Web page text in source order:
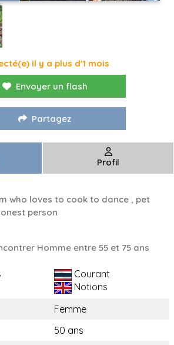
il y a plus d'1 mois
Envoyer un flash
Partagez
Profil
who loves to cook to dance , pet
person
Homme entre 55 et 75 ans
Courant
Notions
Femme
50 ans